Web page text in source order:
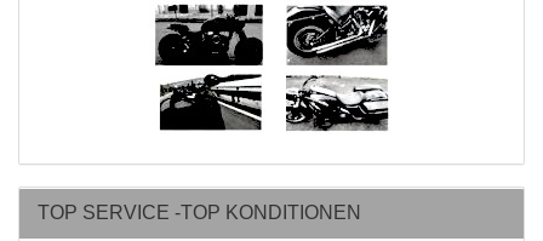
TOP SERVICE -TOP KONDITIONEN